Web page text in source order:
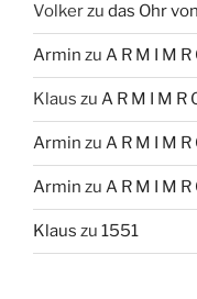
Volkerzu das Ohr
Armin zu A R M I M R
Klaus zu A R M I M R
Armin zu A R M I M R
Armin zu A R M I M R
Klaus zu 1551